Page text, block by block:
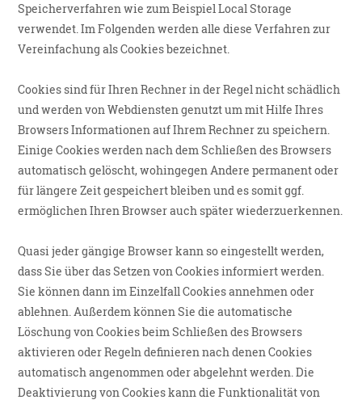
Speicherverfahren wie zum Beispiel Local Storage
verwendet. Im Folgenden werden alle diese Verfahren zur
Vereinfachung als Cookies bezeichnet.
Cookies sind für Ihren Rechner in der Regel nicht schädlich
und werden von Webdiensten genutzt um mit Hilfe Ihres
Browsers Informationen auf Ihrem Rechner zu speichern.
Einige Cookies werden nach dem Schließen des Browsers
automatisch gelöscht, wohingegen Andere permanent oder
für längere Zeit gespeichert bleiben und es somit ggf.
ermöglichen Ihren Browser auch später wiederzuerkennen.
Quasi jeder gängige Browser kann so eingestellt werden,
dass Sie über das Setzen von Cookies informiert werden.
Sie können dann im Einzelfall Cookies annehmen oder
ablehnen. Außerdem können Sie die automatische
Löschung von Cookies beim Schließen des Browsers
aktivieren oder Regeln definieren nach denen Cookies
automatisch angenommen oder abgelehnt werden. Die
Deaktivierung von Cookies kann die Funktionalität von